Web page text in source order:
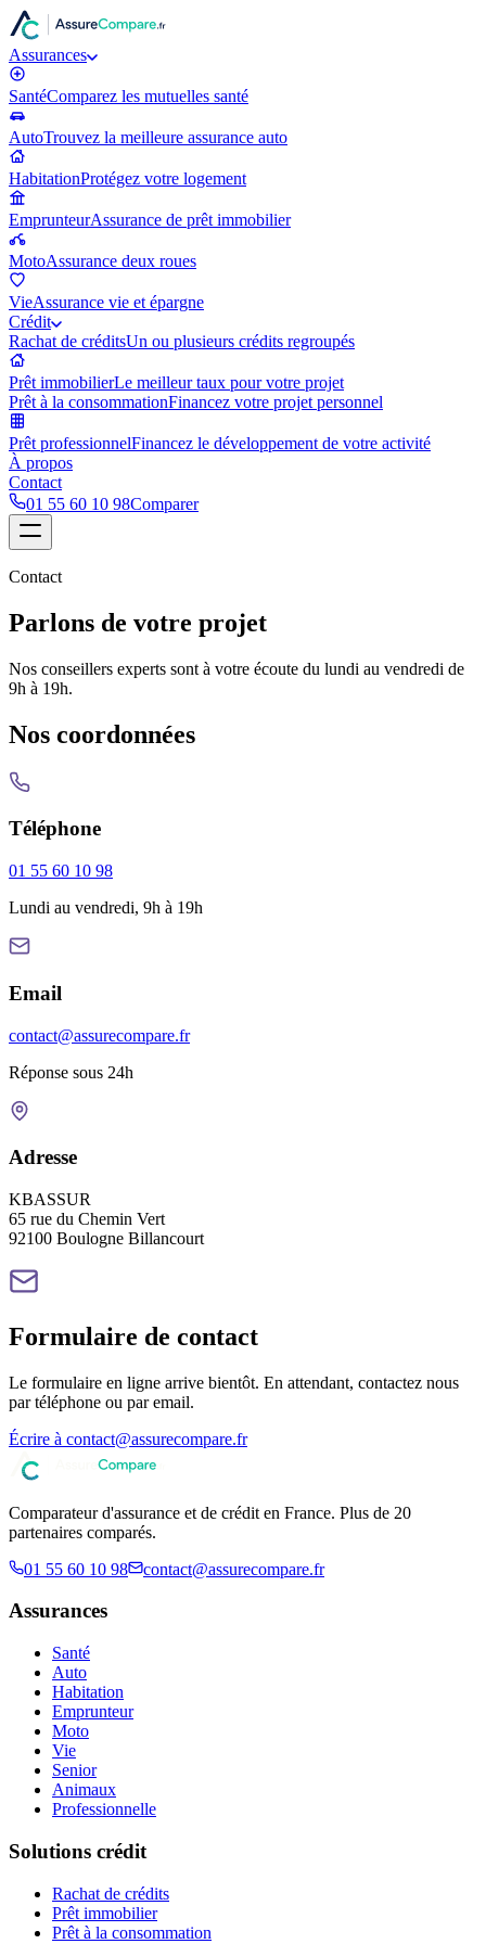
Assurances
SantéComparez les mutuelles santé
AutoTrouvez la meilleure assurance auto
HabitationProtégez votre logement
EmprunteurAssurance de prêt immobilier
MotoAssurance deux roues
VieAssurance vie et épargne
Crédit
Rachat de créditsUn ou plusieurs crédits regroupés
Prêt immobilierLe meilleur taux pour votre projet
Prêt à la consommationFinancez votre projet personnel
Prêt professionnelFinancez le développement de votre activité
À propos
Contact
01 55 60 10 98Comparer
Contact
Parlons de votre projet
Nos conseillers experts sont à votre écoute du lundi au vendredi de
9h à 19h.
Nos coordonnées
Téléphone
01 55 60 10 98
Lundi au vendredi, 9h à 19h
Email
contact@assurecompare.fr
Réponse sous 24h
Adresse
KBASSUR
65 rue du Chemin Vert
92100 Boulogne Billancourt
Formulaire de contact
Le formulaire en ligne arrive bientôt. En attendant, contactez nous
par téléphone ou par email.
Écrire à contact@assurecompare.fr
Comparateur d'assurance et de crédit en France. Plus de 20
partenaires comparés.
01 55 60 10 98
contact@assurecompare.fr
Assurances
Santé
Auto
Habitation
Emprunteur
Moto
Vie
Senior
Animaux
Professionnelle
Solutions crédit
Rachat de crédits
Prêt immobilier
Prêt à la consommation